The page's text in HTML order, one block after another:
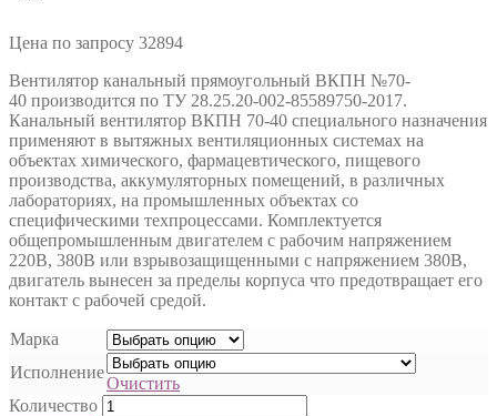
Цена по запросу 32894
Вентилятор канальный прямоугольный ВКПН №70-
40 производится по ТУ 28.25.20-002-85589750-2017.
Канальный вентилятор ВКПН 70-40 специального назначения
применяют в вытяжных вентиляционных системах на
объектах химического, фармацевтического, пищевого
производства, аккумуляторных помещений, в различных
лабораториях, на промышленных объектах со
специфическими техпроцессами. Комплектуется
общепромышленным двигателем с рабочим напряжением
220В, 380В или взрывозащищенными с напряжением 380В,
двигатель вынесен за пределы корпуса что предотвращает его
контакт с рабочей средой.
Марка
Исполнение
Очистить
Количество